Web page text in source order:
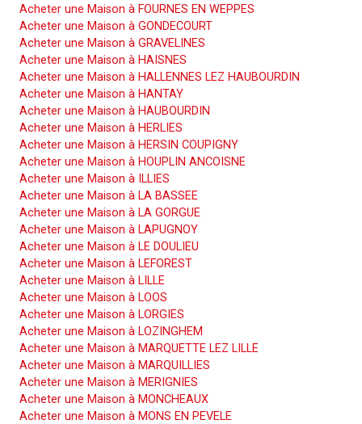
Acheter une Maison à FOURNES EN WEPPES
Acheter une Maison à GONDECOURT
Acheter une Maison à GRAVELINES
Acheter une Maison à HAISNES
Acheter une Maison à HALLENNES LEZ HAUBOURDIN
Acheter une Maison à HANTAY
Acheter une Maison à HAUBOURDIN
Acheter une Maison à HERLIES
Acheter une Maison à HERSIN COUPIGNY
Acheter une Maison à HOUPLIN ANCOISNE
Acheter une Maison à ILLIES
Acheter une Maison à LA BASSEE
Acheter une Maison à LA GORGUE
Acheter une Maison à LAPUGNOY
Acheter une Maison à LE DOULIEU
Acheter une Maison à LEFOREST
Acheter une Maison à LILLE
Acheter une Maison à LOOS
Acheter une Maison à LORGIES
Acheter une Maison à LOZINGHEM
Acheter une Maison à MARQUETTE LEZ LILLE
Acheter une Maison à MARQUILLIES
Acheter une Maison à MERIGNIES
Acheter une Maison à MONCHEAUX
Acheter une Maison à MONS EN PEVELE